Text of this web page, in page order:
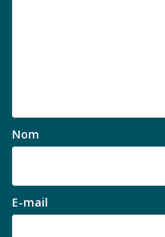
Nom
E-mail